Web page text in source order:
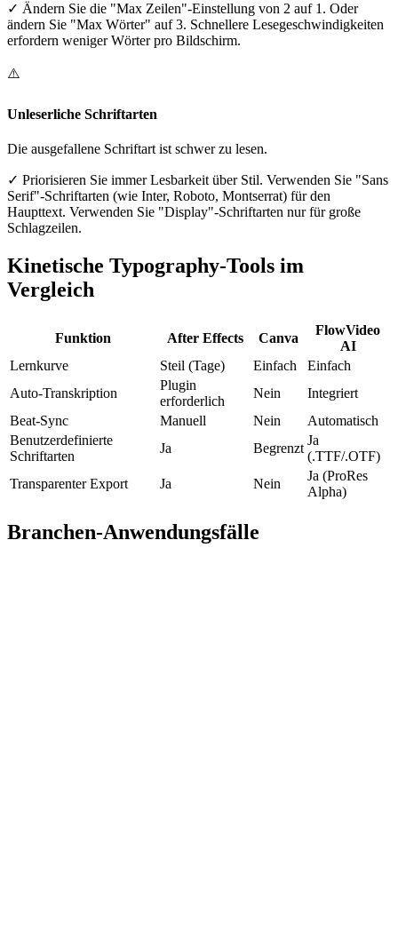
✓ Ändern Sie die "Max Zeilen"-Einstellung von 2 auf 1. Oder
ändern Sie "Max Wörter" auf 3. Schnellere Lesegeschwindigkeiten
erfordern weniger Wörter pro Bildschirm.
⚠️
Unleserliche Schriftarten
Die ausgefallene Schriftart ist schwer zu lesen.
✓ Priorisieren Sie immer Lesbarkeit über Stil. Verwenden Sie "Sans
Serif"-Schriftarten (wie Inter, Roboto, Montserrat) für den
Haupttext. Verwenden Sie "Display"-Schriftarten nur für große
Schlagzeilen.
Kinetische Typography-Tools im
Vergleich
Funktion After Effects Canva
FlowVideo
AI
Lernkurve
Steil (Tage) Einfach
Einfach
Auto-Transkription
Plugin
erforderlich
Nein
Integriert
Beat-Sync
Manuell Nein
Automatisch
Benutzerdefinierte
Schriftarten
Ja Begrenzt
Ja
(.TTF/.OTF)
Transparenter Export
Ja Nein
Ja (ProRes
Alpha)
Branchen-Anwendungsfälle